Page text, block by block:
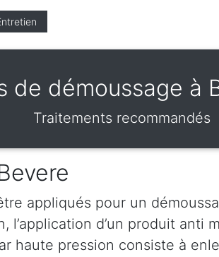
de démoussage à
Traitements recommandés
appliqués pour un
d’un produit anti
haute pression consiste à